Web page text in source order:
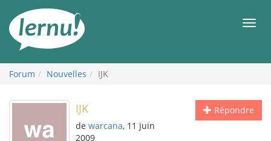
contenu
Forum Nouvelles IJK
Répondre
IJK
de warcana, 11 juin
2009